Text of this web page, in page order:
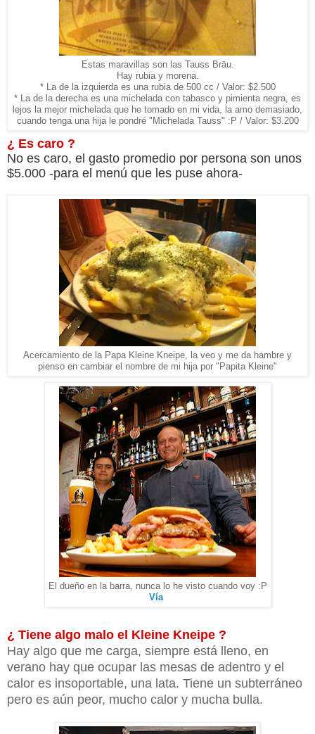
Estas maravillas son las Tauss Bräu.
Hay rubia y morena.
* La de la izquierda es una rubia de 500 cc / Valor: $2.500
* La de la derecha es una michelada con tabasco y pimienta negra, es
lejos la mejor michelada que he tomado en mi vida, la amo demasiado,
cuando tenga una hija le pondré "Michelada Tauss" :P / Valor: $3.200
¿ Es caro ?
No es caro, el gasto promedio por persona son unos
$5.000 -para el menú que les puse ahora-
Acercamiento de la Papa Kleine Kneipe, la veo y me da hambre y
pienso en cambiar el nombre de mi hija por "Papita Kleine"
El dueño en la barra, nunca lo he visto cuando voy :P
Vía
¿ Tiene algo malo el Kleine Kneipe ?
Hay algo que me carga, siempre está lleno, en
verano hay que ocupar las mesas de adentro y el
calor es insoportable, una lata. Tiene un subterráneo
pero es aún peor, mucho calor y mucha bulla.